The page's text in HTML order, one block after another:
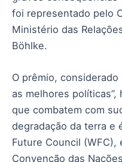
foi representado pelo
Ministério das
Böhlke.
O prêmio, considerado
as melhores
que combatem com
degradação da terra e
Future Council (WFC),
Convenção das